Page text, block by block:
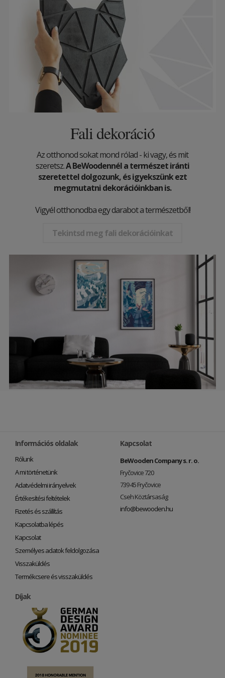
Fali dekoráció
Az otthonod sokat mond rólad - ki vagy, és mit
szeretsz.A BeWoodennél a természet iránti
szeretettel dolgozunk, és igyekszünk ezt
megmutatni dekorációinkban is.
Vigyél otthonodba egy darabot a természetből!
Tekintsd meg fali dekorációinkat
Információs oldalak
Rólunk
A mi történetünk
Adatvédelmi irányelvek
Értékesítési feltételek
Fizetés és szállítás
Kapcsolatba lépés
Kapcsolat
Személyes adatok feldolgozása
Visszaküldés
Termékcsere és visszaküldés
Kapcsolat
BeWooden Company s. r. o.
Fryčovice 720
739 45 Fryčovice
Cseh Köztársaság
info@bewooden.hu
Díjak